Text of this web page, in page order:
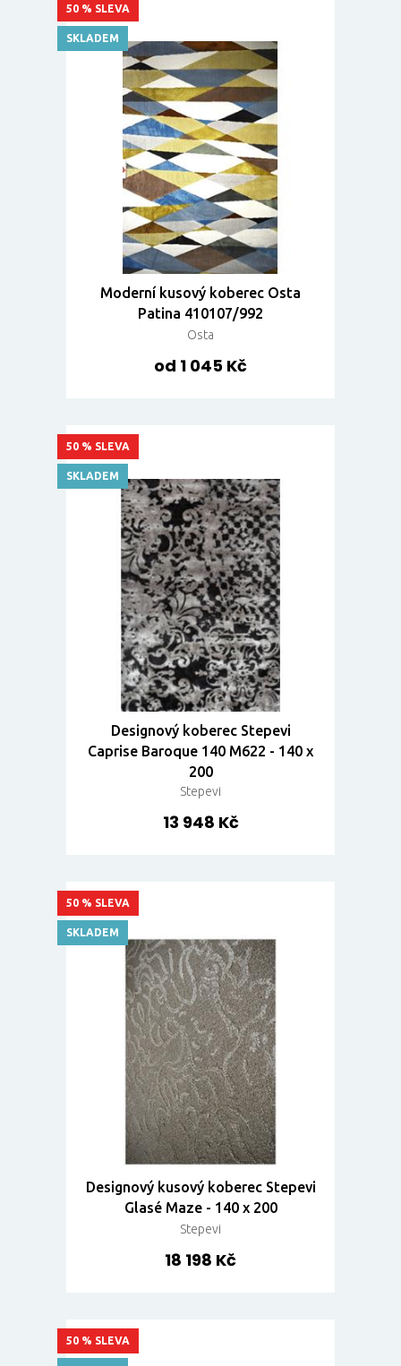
Moderní kusový koberec Osta
Patina 410107/992
Osta
od 1 045 Kč
50 % SLEVA
SKLADEM
Designový koberec Stepevi
Caprise Baroque 140 M622 - 140 x
200
Stepevi
13 948 Kč
50 % SLEVA
SKLADEM
Designový kusový koberec Stepevi
Glasé Maze - 140 x 200
Stepevi
18 198 Kč
50 % SLEVA
SKLADEM
50 % SLEVA